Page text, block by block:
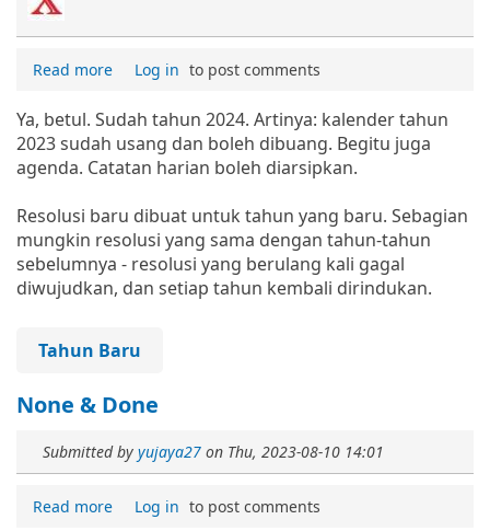
Read more Log in to post comments
Ya, betul. Sudah tahun 2024. Artinya: kalender tahun
2023 sudah usang dan boleh dibuang. Begitu juga
agenda. Catatan harian boleh diarsipkan.
Resolusi baru dibuat untuk tahun yang baru. Sebagian
mungkin resolusi yang sama dengan tahun-tahun
sebelumnya - resolusi yang berulang kali gagal
diwujudkan, dan setiap tahun kembali dirindukan.
Tahun Baru
None & Done
Submitted by yujaya27 on Thu, 2023-08-10 14:01
Read more Log in to post comments